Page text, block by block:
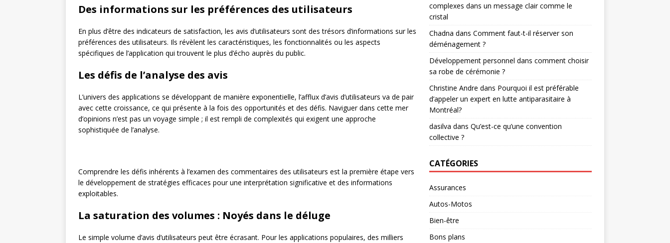
Des informations sur les préférences des utilisateurs
En plus d’être des indicateurs de satisfaction, les avis d’utilisateurs sont des trésors d’informations sur les
préférences des utilisateurs. Ils révèlent les caractéristiques, les fonctionnalités ou les aspects
spécifiques de l’application qui trouvent le plus d’écho auprès du public.
Les défis de l’analyse des avis
L’univers des applications se développant de manière exponentielle, l’afflux d’avis d’utilisateurs va de pair
avec cette croissance, ce qui présente à la fois des opportunités et des défis. Naviguer dans cette mer
d’opinions n’est pas un voyage simple ; il est rempli de complexités qui exigent une approche
sophistiquée de l’analyse.
Comprendre les défis inhérents à l’examen des commentaires des utilisateurs est la première étape vers
le développement de stratégies efficaces pour une interprétation significative et des informations
exploitables.
La saturation des volumes : Noyés dans le déluge
Le simple volume d’avis d’utilisateurs peut être écrasant. Pour les applications populaires, des milliers
complexes dans un message clair comme le
cristal
Chadna dans Comment faut-t-il réserver son
déménagement ?
Développement personnel dans comment choisir
sa robe de cérémonie ?
Christine Andre dans Pourquoi il est préférable
d’appeler un expert en lutte antiparasitaire à
Montréal?
dasilva dans Qu’est-ce qu’une convention
collective ?
CATÉGORIES
Assurances
Autos-Motos
Bien-être
Bons plans